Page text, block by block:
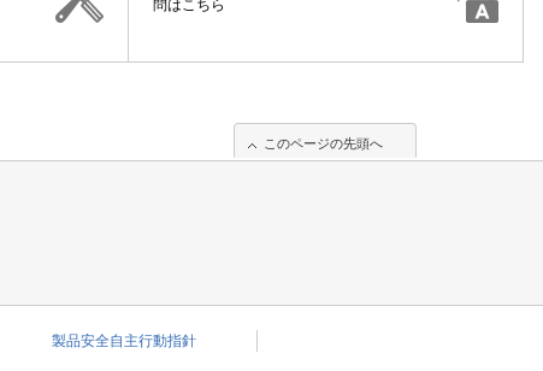
問はこちら
このページの先頭へ
製品安全自主行動指針